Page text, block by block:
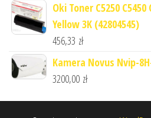
Oki Toner C5250
Yellow 3K (42804545)
456,33 zł
Kamera Novus Nvip-
3200,00 zł